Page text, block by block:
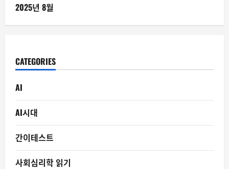
2025년 8월
CATEGORIES
AI
AI시대
간이테스트
사회심리학 읽기